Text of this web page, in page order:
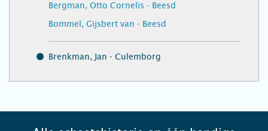
Bergman, Otto Cornelis - Beesd
Bommel, Gijsbert van - Beesd
Brenkman, Jan - Culemborg